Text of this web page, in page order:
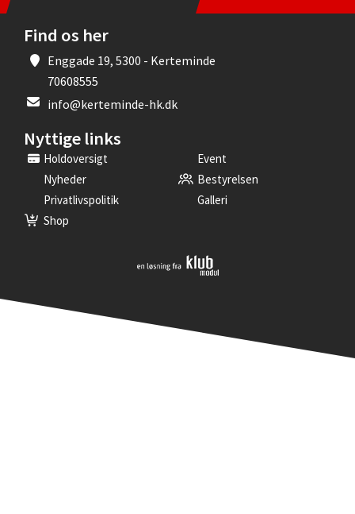
Find os her
Enggade 19, 5300 - Kerteminde
70608555
info@kerteminde-hk.dk
Nyttige links
Holdoversigt
Event
Nyheder
Bestyrelsen
Privatlivspolitik
Galleri
Shop